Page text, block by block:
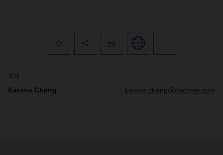
Katrine Cheng katrine.cheng@dachser.com